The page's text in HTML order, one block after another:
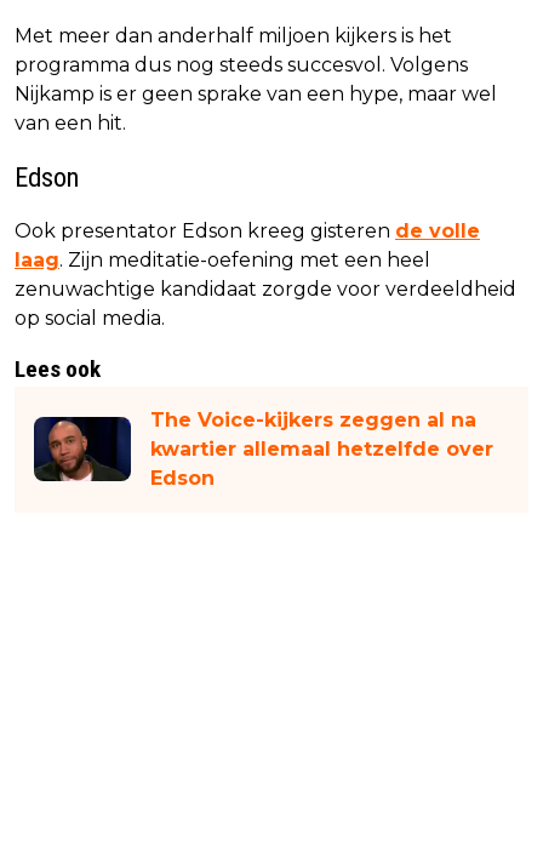
Met meer dan anderhalf miljoen kijkers is het
programma dus nog steeds succesvol. Volgens
Nijkamp is er geen sprake van een hype, maar wel
van een hit.
Edson
Ook presentator Edson kreeg gisteren de volle
laag. Zijn meditatie-oefening met een heel
zenuwachtige kandidaat zorgde voor verdeeldheid
op social media.
Lees ook
The Voice-kijkers zeggen al na
kwartier allemaal hetzelfde over
Edson